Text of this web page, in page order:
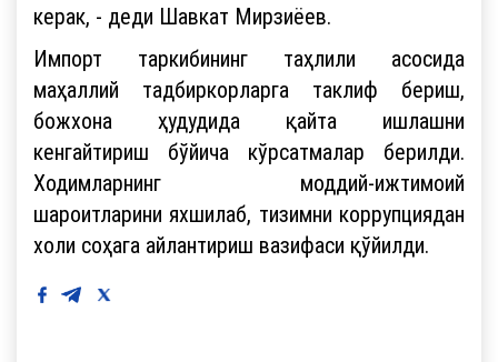
керак, - деди Шавкат Мирзиёев.
Импорт таркибининг таҳлили асосида
маҳаллий тадбиркорларга таклиф бериш,
божхона ҳудудида қайта ишлашни
кенгайтириш бўйича кўрсатмалар берилди.
Ходимларнинг моддий-ижтимоий
шароитларини яхшилаб, тизимни коррупциядан
холи соҳага айлантириш вазифаси қўйилди.